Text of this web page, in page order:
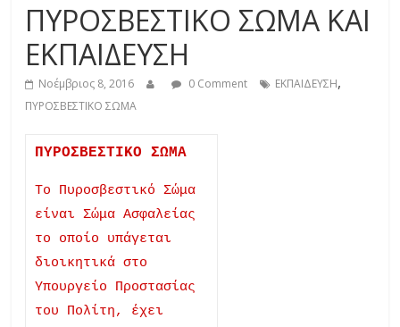
ΠΥΡΟΣΒΕΣΤΙΚΟ ΣΩΜΑ ΚΑΙ
ΕΚΠΑΙΔΕΥΣΗ
Νοέμβριος 8, 2016 0 Comment ΕΚΠΑΙΔΕΥΣΗ,
ΠΥΡΟΣΒΕΣΤΙΚΟ ΣΩΜΑ
ΠΥΡΟΣΒΕΣΤΙΚΟ ΣΩΜΑ
Το Πυροσβεστικό Σώμα
είναι Σώμα Ασφαλείας
το οποίο υπάγεται
διοικητικά στο
Υπουργείο Προστασίας
του Πολίτη, έχει